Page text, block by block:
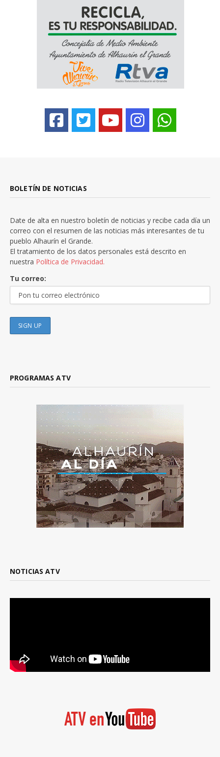
BOLETÍN DE NOTICIAS
Date de alta en nuestro boletín de noticias y recibe cada día un
correo con el resumen de las noticias más interesantes de tu
pueblo Alhaurín el Grande.
El tratamiento de los datos personales está descrito en
nuestra Política de Privacidad.
Tu correo:
PROGRAMAS ATV
NOTICIAS ATV